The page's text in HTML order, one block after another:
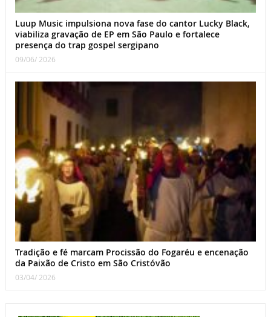
Luup Music impulsiona nova fase do cantor Lucky Black,
viabiliza gravação de EP em São Paulo e fortalece
presença do trap gospel sergipano
09/06/ 2026
Tradição e fé marcam Procissão do Fogaréu e encenação
da Paixão de Cristo em São Cristóvão
03/04/ 2026